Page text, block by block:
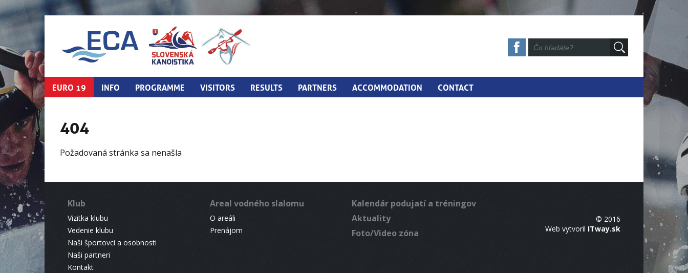
EURO 19 INFO PROGRAMME VISITORS RESULTS PARTNERS ACCOMMODATION CONTACT
404
Požadovaná stránka sa nenašla
Klub
Vizitka klubu
Vedenie klubu
Naši športovci a osobnosti
Naši partneri
Kontakt
Areal vodného slalomu
O areáli
Prenájom
Kalendár podujatí a tréningov
Aktuality
Foto/Video zóna
© 2016
Web vytvoril ITway.sk